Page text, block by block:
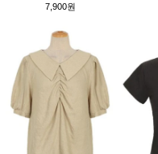
7,900원